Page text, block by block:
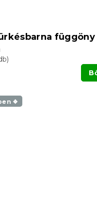
függöny
❖